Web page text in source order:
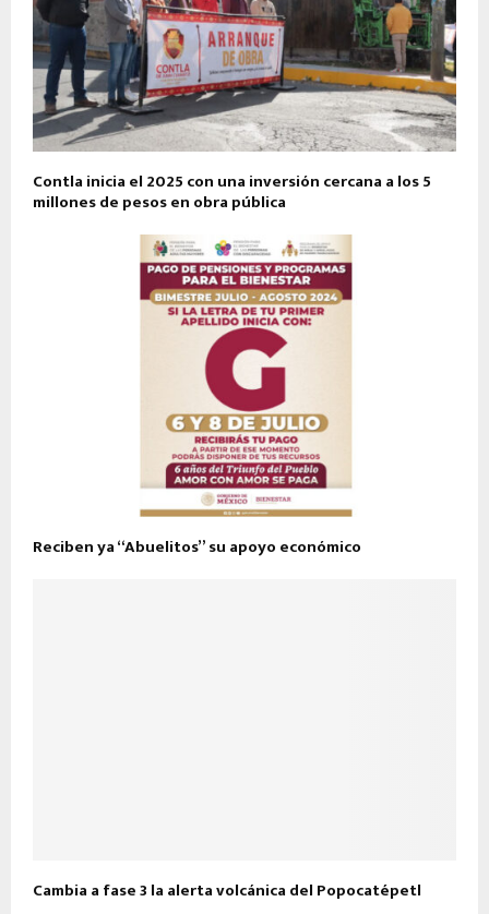
Contla inicia el 2025 con una inversión cercana a los 5
millones de pesos en obra pública
Reciben ya “Abuelitos” su apoyo económico
Cambia a fase 3 la alerta volcánica del Popocatépetl